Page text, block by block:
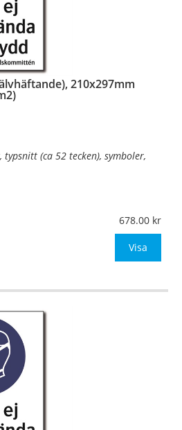
210x297mm
(ca 52 tecken), symboler,
folie
annat mått upp till 0,07m²)
678.00
Visa